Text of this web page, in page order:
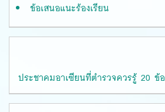
ข้อเสนอแนะร้องเรียน
ประชาคมอาเซียนที่ตำรวจควรรู้ 20 ข้อ